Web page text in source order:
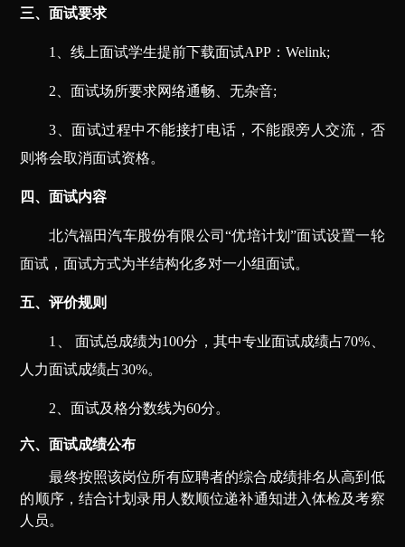
三、面试要求
1 、线上面试学生提前下载面试APP：Welink;
2 、面试场所要求网络通畅、无杂音;
3 、面试过程中不能接打电话，不能跟旁人交流，否
则将会取消面试资格。
四、面试内容
北汽福田汽车股份有限公司“优培计划”面试设置一轮
面试，面试方式为半结构化多对一小组面试。
五、评价规则
1
、 面试总成绩为100分，其中专业面试成绩占70%、
人力面试成绩占30%。
2 、面试及格分数线为60分。
六、面试成绩公布
最终按照该岗位所有应聘者的综合成绩排名从高到低
的顺序，结合计划录用人数顺位递补通知进入体检及考察
人员。